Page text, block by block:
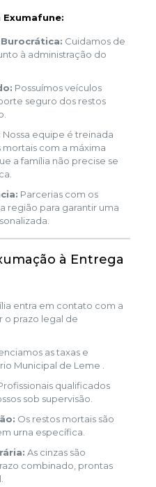
Cuidamos de
à administração do
Possuímos veículos
seguro dos restos
Nossa equipe é treinada
mortais com a máxima
a família não precise se
Parcerias com os
região para garantir uma
à Entrega
entra em contato com a
o prazo legal de
as taxas e
Municipal de Leme .
qualificados
sob supervisão.
Os restos mortais são
urna específica.
As cinzas são
combinado, prontas